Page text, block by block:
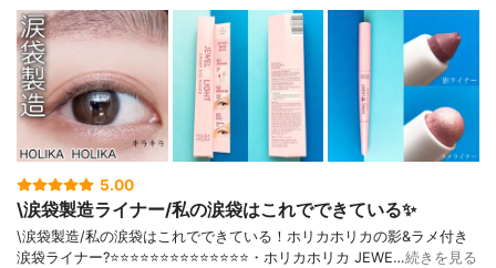
5.00
\涙袋製造ライナー/私の涙袋はこれでできている✨
\涙袋製造/私の涙袋はこれでできている！ホリカホリカの影&ラメ付き
涙袋ライナー?⭐️⭐️⭐️⭐️⭐️⭐️⭐️⭐️⭐️⭐️⭐️⭐️⭐️⭐️・ホリカホリカ JEWE…続きを見る